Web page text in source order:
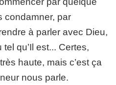
condamner, par
à parler avec Dieu,
qu’Il est... Certes,
haute, mais c’est ça
nous parle.